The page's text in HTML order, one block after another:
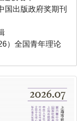
国出版政府奖期刊
）全国青年理论
东地区优秀期刊
国家社科基金资
届北京国际图书博